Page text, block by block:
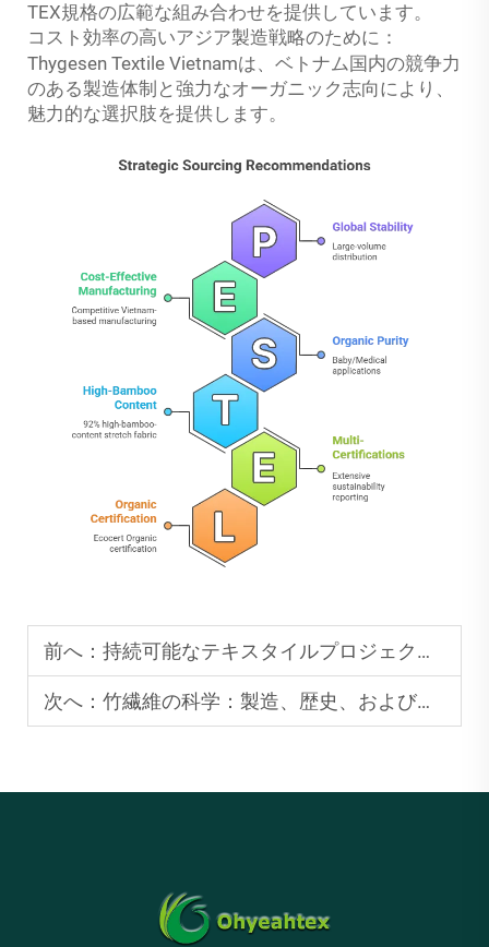
TEX規格の広範な組み合わせを提供しています。
コスト効率の高いアジア製造戦略のために：
Thygesen Textile Vietnamは、ベトナム国内の競争力
のある製造体制と強力なオーガニック志向により、
魅力的な選択肢を提供します。
前へ： 持続可能なテキスタイルプロジェクトのための竹素材生地メーカーとの提携
次へ： 竹繊維の科学：製造、歴史、および環境への影響